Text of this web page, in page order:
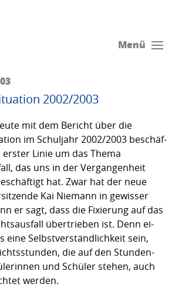
Menü
2002/2003
mit dem Bericht über die
im Schuljahr 2002/2003 beschäf-
Linie um das Thema
das uns in der Vergangenheit
hat. Zwar hat der neue
Kai Niemann in gewisser
er sagt, dass die Fixierung auf das
übertrieben ist. Denn ei-
eine Selbstverständlichkeit sein,
die auf den Stunden-
und Schüler stehen, auch
werden.